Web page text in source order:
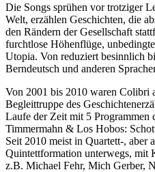
Die Songs sprühen vor trotziger
Welt, erzählen Geschichten, die
den Rändern der Gesellschaft
furchtlose Höhenflüge,
Utopia. Von reduziert besinnlich
Berndeutsch und anderen
Von 2001 bis 2010 waren Colibri
Begleittruppe des
Laufe der Zeit mit 5 Programmen
Timmermahn & Los Hobos:
Seit 2010 meist in Quartett-, aber
Quintettformation unterwegs, mit
z.B. Michael Fehr, Mich Gerber,